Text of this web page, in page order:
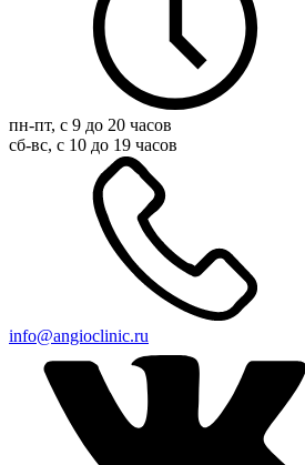
пн-пт, с 9 до 20 часов
сб-вс, с 10 до 19 часов
info@angioclinic.ru